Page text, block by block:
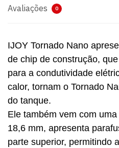
Avaliações 0
IJOY Tornado Nano
de chip de construção,
para a condutividade
calor, tornam o Tornado
do tanque.
Ele também vem com
18,6 mm, apresenta
parte superior, permitindo